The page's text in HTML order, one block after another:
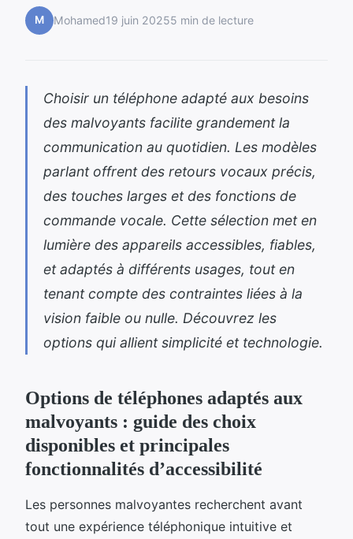
M Mohamed19 juin 20255 min de lecture
Choisir un téléphone adapté aux besoins
des malvoyants facilite grandement la
communication au quotidien. Les modèles
parlant offrent des retours vocaux précis,
des touches larges et des fonctions de
commande vocale. Cette sélection met en
lumière des appareils accessibles, fiables,
et adaptés à différents usages, tout en
tenant compte des contraintes liées à la
vision faible ou nulle. Découvrez les
options qui allient simplicité et technologie.
Options de téléphones adaptés aux
malvoyants : guide des choix
disponibles et principales
fonctionnalités d’accessibilité
Les personnes malvoyantes recherchent avant
tout une expérience téléphonique intuitive et